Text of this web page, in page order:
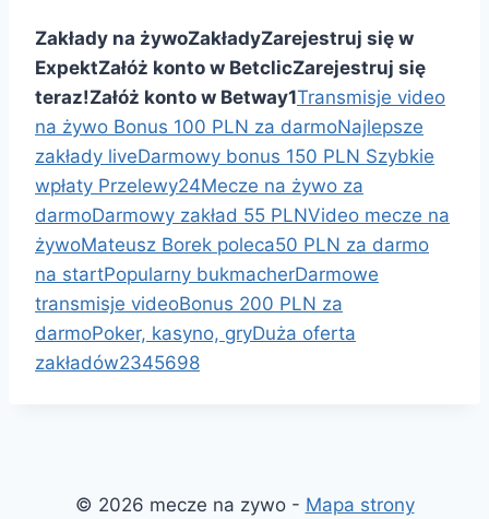
Zakłady na żywoZakładyZarejestruj się w
ExpektZałóż konto w BetclicZarejestruj się
teraz!Załóż konto w Betway1Transmisje video
na żywo Bonus 100 PLN za darmoNajlepsze
zakłady liveDarmowy bonus 150 PLN Szybkie
wpłaty Przelewy24Mecze na żywo za
darmoDarmowy zakład 55 PLNVideo mecze na
żywoMateusz Borek poleca50 PLN za darmo
na startPopularny bukmacherDarmowe
transmisje videoBonus 200 PLN za
darmoPoker, kasyno, gryDuża oferta
zakładów2345698
© 2026 mecze na zywo - Mapa strony